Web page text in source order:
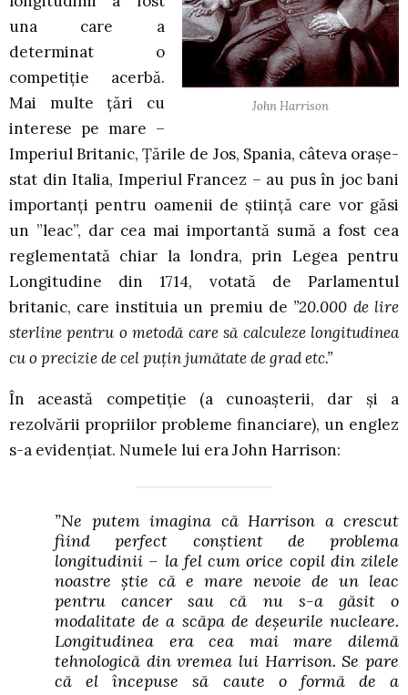
John Harrison
una care a
determinat o
competiție acerbă.
Mai multe țări cu
interese pe mare –
Imperiul Britanic, Țările de Jos, Spania, câteva orașe-
stat din Italia, Imperiul Francez – au pus în joc bani
importanți pentru oamenii de știință care vor găsi
un ”leac”, dar cea mai importantă sumă a fost cea
reglementată chiar la londra, prin Legea pentru
Longitudine din 1714, votată de Parlamentul
britanic, care instituia un premiu de ”20.000 de lire
sterline pentru o metodă care să calculeze longitudinea
cu o precizie de cel puțin jumătate de grad etc.”
În această competiție (a cunoașterii, dar și a
rezolvării propriilor probleme financiare), un englez
s-a evidențiat. Numele lui era John Harrison:
”Ne putem imagina că Harrison a crescut
fiind perfect conștient de problema
longitudinii – la fel cum orice copil din zilele
noastre știe că e mare nevoie de un leac
pentru cancer sau că nu s-a găsit o
modalitate de a scăpa de deșeurile nucleare.
Longitudinea era cea mai mare dilemă
tehnologică din vremea lui Harrison. Se pare
că el începuse să caute o formă de a